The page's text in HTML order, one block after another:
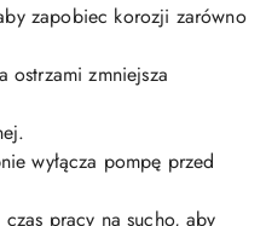
zapobiec korozji zarówno
ostrzami zmniejsza
wyłącza pompę przed
pracy na sucho, aby